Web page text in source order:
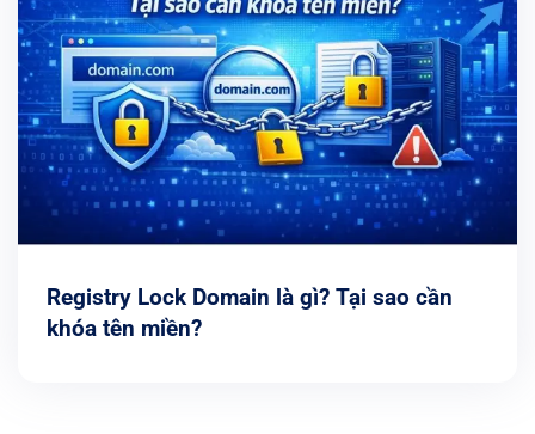
Registry Lock Domain là gì? Tại sao cần
khóa tên miền?